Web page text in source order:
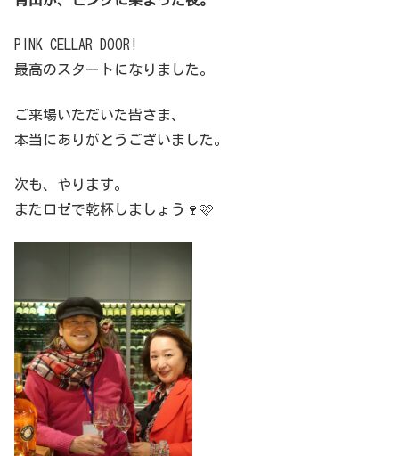
PINK CELLAR DOOR!
最高のスタートになりました。
ご来場いただいた皆さま、
本当にありがとうございました。
次も、やります。
またロゼで乾杯しましょう🍷🩷